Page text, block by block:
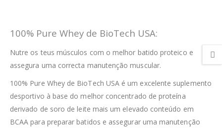
100% Pure Whey de BioTech USA:
Nutre os teus músculos com o melhor batido proteico e
assegura uma correcta manutenção muscular.
100% Pure Whey de BioTech USA é um excelente suplemento
desportivo à base do melhor concentrado de proteína
derivado de soro de leite mais um elevado conteúdo em
BCAA para preparar batidos e assegurar uma manutenção